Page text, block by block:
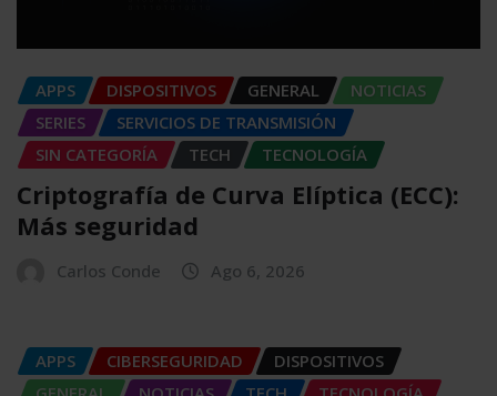
APPS DISPOSITIVOS GENERAL
NOTICIAS
SERIES
SERVICIOS DE TRANSMISIÓN
SIN CATEGORÍA
TECH TECNOLOGÍA
Criptografía de Curva Elíptica (ECC):
Más seguridad
Carlos Conde Ago 6, 2026
APPS CIBERSEGURIDAD
DISPOSITIVOS